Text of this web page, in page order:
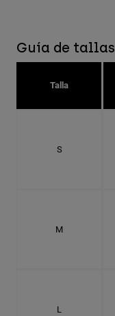
Guía de tallas
Talla
S
M
L